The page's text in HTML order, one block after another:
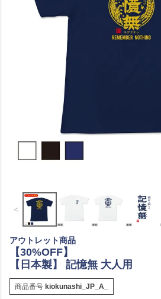
＜
アウトレット商品
【30%OFF】
【日本製】 記憶無 大人用
商品番号 kiokunashi_JP_A_